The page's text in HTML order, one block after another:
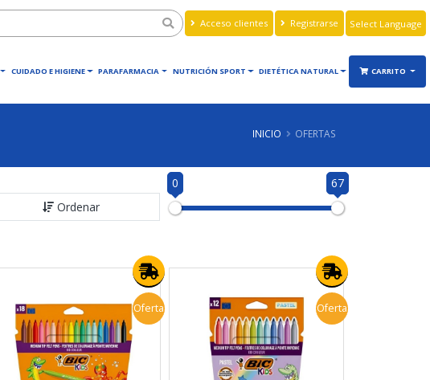
Acceso clientes Registrarse
Translate
CUIDADO E HIGIENE PARAFARMACIA NUTRICIÓN SPORT DIETÉTICA NATURAL CARRITO
INICIO OFERTAS
Ordenar
0 67
Oferta Oferta